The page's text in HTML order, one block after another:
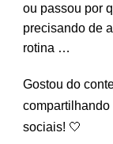
ou passou por
precisando de
rotina …
Gostou do
compartilhando
sociais! 🤍